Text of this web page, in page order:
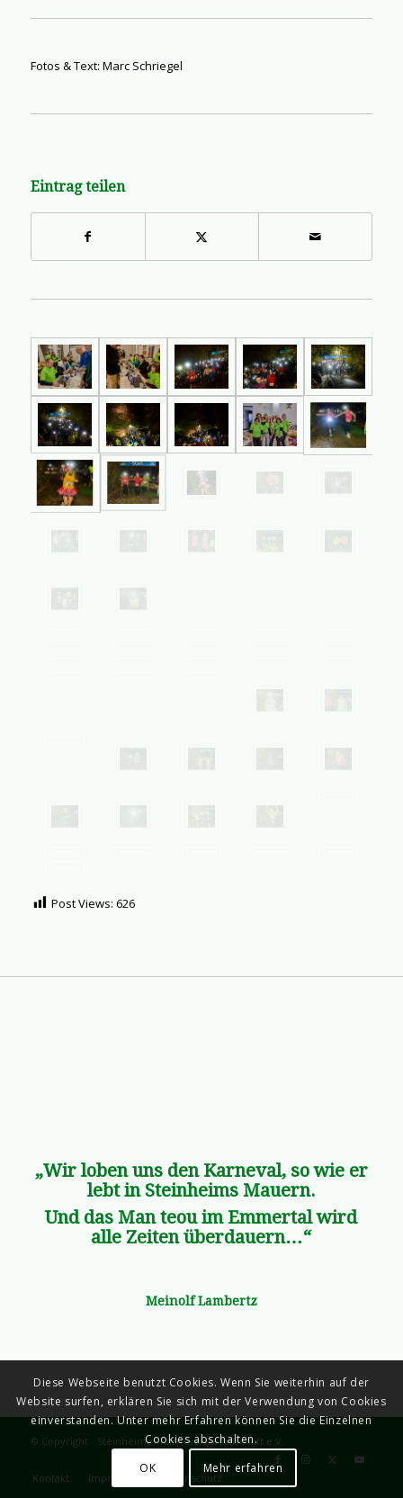
Fotos & Text: Marc Schriegel
Eintrag teilen
Post Views: 626
„Wir loben uns den Karneval, so wie er
lebt in Steinheims Mauern.
Und das Man teou im Emmertal wird
alle Zeiten überdauern…“
Meinolf Lambertz
© Copyright - Steinheimer Karnevalsgesellschaft e.V.
Kontakt Impressum Datenschutz
Diese Webseite benutzt Cookies. Wenn Sie weiterhin auf der
Website surfen, erklären Sie sich mit der Verwendung von Cookies
einverstanden. Unter mehr Erfahren können Sie die Einzelnen
Cookies abschalten.
OK
Mehr erfahren